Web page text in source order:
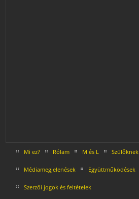
Mi ez? Rólam M és L Szülőknek
Médiamegjelenések Együttműködések
Szerzői jogok és feltételek